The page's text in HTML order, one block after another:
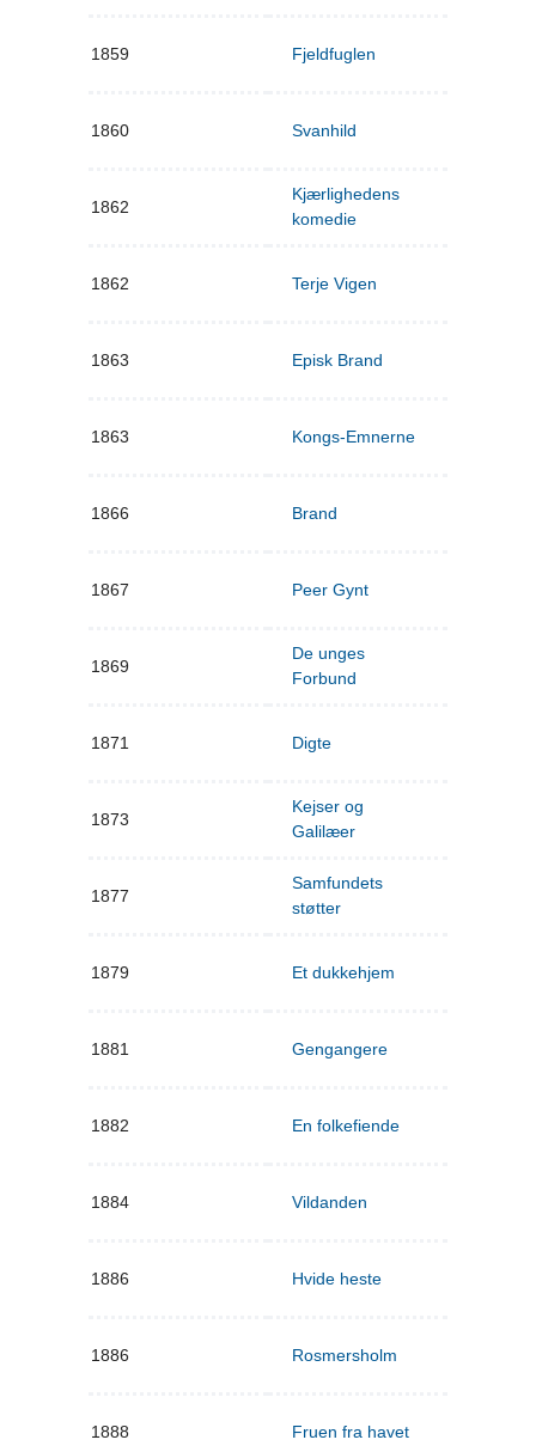
1859 Fjeldfuglen
1860 Svanhild
1862
Kjærlighedens
komedie
1862 Terje Vigen
1863 Episk Brand
1863 Kongs-Emnerne
1866 Brand
1867 Peer Gynt
1869
De unges
Forbund
1871 Digte
1873
Kejser og
Galilæer
1877
Samfundets
støtter
1879 Et dukkehjem
1881 Gengangere
1882 En folkefiende
1884 Vildanden
1886 Hvide heste
1886 Rosmersholm
1888 Fruen fra havet